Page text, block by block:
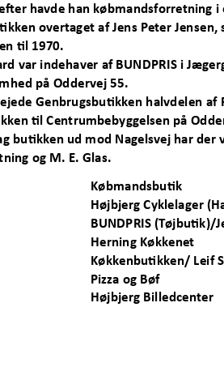
havde han købmandsforretning
overtaget af Jens Peter Jensen,
til 1970.
var indehaver af BUNDPRIS i
på Oddervej 55.
Genbrugsbutikken halvdelen af
til Centrumbebyggelsen på
butikken ud mod Nagelsvej har
og M. E. Glas.
Købmandsbutik
Højbjerg Cyklelager
BUNDPRIS (Tøjbutik)/
Herning Køkkenet
Køkkenbutikken/ Leif
Pizza og Bøf
Højbjerg Billedcenter